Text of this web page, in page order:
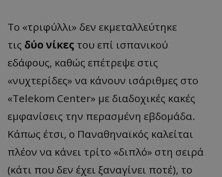
To «τριφύλλι» δεν εκμεταλλεύτηκε
τις δύο νίκες του επί ισπανικού
εδάφους, καθώς επέτρεψε στις
«νυχτερίδες» να κάνουν ισάριθμες στο
«Telekom Center» με διαδοχικές κακές
εμφανίσεις την περασμένη εβδομάδα.
Κάπως έτσι, ο Παναθηναϊκός καλείται
πλέον να κάνει τρίτο «διπλό» στη σειρά
(κάτι που δεν έχει ξαναγίνει ποτέ), το